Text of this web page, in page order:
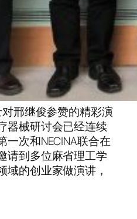
邢继俊参赞的精彩演
器械研讨会已经连续
次和NECINA联合在
请到多位麻省理工学
域的创业家做演讲，